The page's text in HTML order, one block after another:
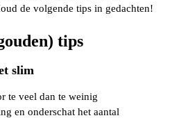
de volgende tips in gedachten!
tips
slim
te veel dan te weinig
en onderschat het aantal